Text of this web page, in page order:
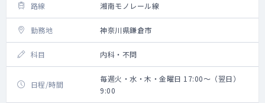
路線 湘南モノレール線
勤務地 神奈川県鎌倉市
科目 内科・不問
日程/時間
毎週火・水・木・金曜日 17:00～（翌日）
9:00